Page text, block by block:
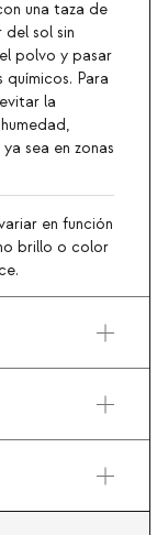
una taza de
sol sin
polvo y pasar
Para
la
sea en zonas
en función
brillo o color